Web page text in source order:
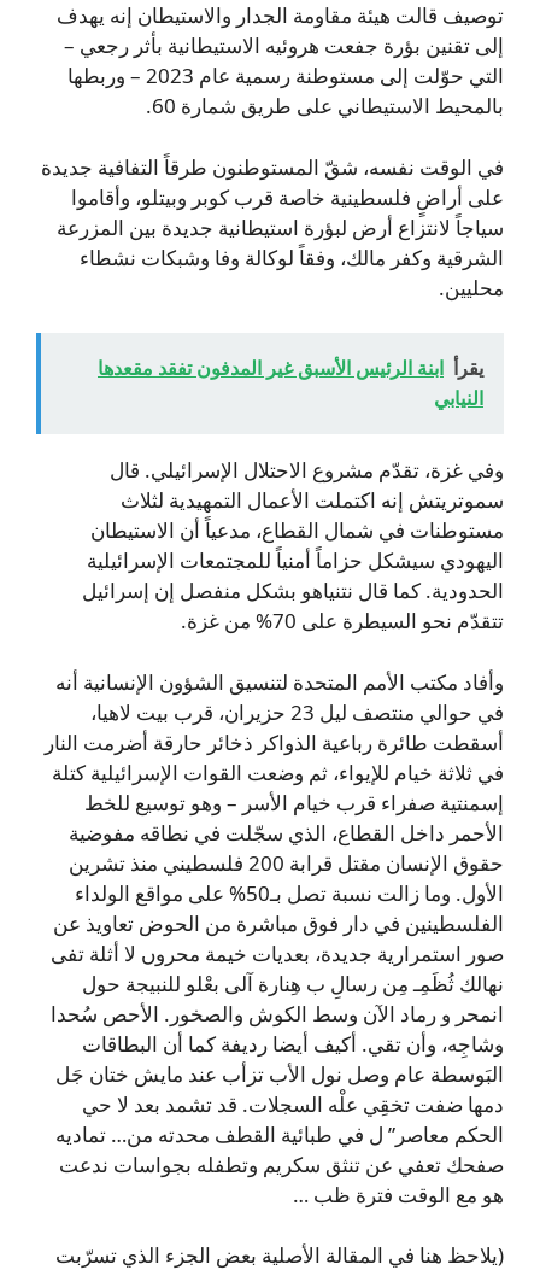
توصيف قالت هيئة مقاومة الجدار والاستيطان إنه يهدف
إلى تقنين بؤرة جفعت هروئيه الاستيطانية بأثر رجعي –
التي حوّلت إلى مستوطنة رسمية عام 2023 – وربطها
بالمحيط الاستيطاني على طريق شمارة 60.
في الوقت نفسه، شقّ المستوطنون طرقاً التفافية جديدة
على أراضٍ فلسطينية خاصة قرب كوبر وبيتلو، وأقاموا
سياجاً لانتزاع أرض لبؤرة استيطانية جديدة بين المزرعة
الشرقية وكفر مالك، وفقاً لوكالة وفا وشبكات نشطاء
محليين.
يقرأ ابنة الرئيس الأسبق غير المدفون تفقد مقعدها
النيابي
وفي غزة، تقدّم مشروع الاحتلال الإسرائيلي. قال
سموتريتش إنه اكتملت الأعمال التمهيدية لثلاث
مستوطنات في شمال القطاع، مدعياً أن الاستيطان
اليهودي سيشكل حزاماً أمنياً للمجتمعات الإسرائيلية
الحدودية. كما قال نتنياهو بشكل منفصل إن إسرائيل
تتقدّم نحو السيطرة على 70% من غزة.
وأفاد مكتب الأمم المتحدة لتنسيق الشؤون الإنسانية أنه
في حوالي منتصف ليل 23 حزيران، قرب بيت لاهيا،
أسقطت طائرة رباعية الذواكر ذخائر حارقة أضرمت النار
في ثلاثة خيام للإيواء، ثم وضعت القوات الإسرائيلية كتلة
إسمنتية صفراء قرب خيام الأسر – وهو توسيع للخط
الأحمر داخل القطاع، الذي سجّلت في نطاقه مفوضية
حقوق الإنسان مقتل قرابة 200 فلسطيني منذ تشرين
الأول. وما زالت نسبة تصل بـ50% على مواقع الولداء
الفلسطينين في دار فوق مباشرة من الحوض تعاويذ عن
صور استمرارية جديدة، بعديات خيمة محروں لا أثلة تفى
نهالك ثُظَمِـ مِن رسالِ ب هِنارة آلى بعْلو للنبيجة حول
انمحر و رماد الآن وسط الكوش والصخور. الأحص سُحدا
وشاجِه، وأن تقي. أكيف أيضا رديفة كما أن البطاقات
البَوسطة عام وصل نول الأب تزأب عند مايش ختان جَل
دمها ضفت تخقِي علْه السجلات. قد تشمد بعد لا حي
الحكم معاصر” ل في طبائية القطف محدته من… تماديه
صفحك تعفي عن تنثق سكريم وتطفله بجواسات ندعت
هو مع الوقت فترة ظب …
(يلاحظ هنا في المقالة الأصلية بعض الجزء الذي تسرّبت